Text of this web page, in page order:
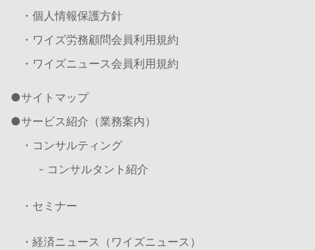
・個人情報保護方針
・ワイズ労務顧問会員利用規約
・ワイズニュース会員利用規約
サイトマップ
サービス紹介（業務案内）
・コンサルティング
- コンサルタント紹介
・セミナー
・経済ニュース（ワイズニュース）